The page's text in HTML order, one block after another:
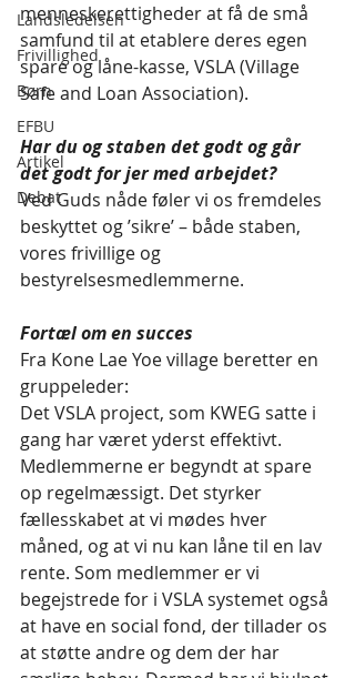
Landsledelsen
Frivillighed
Børn
EFBU
Artikel
Debat
menneskerettigheder at få de små
samfund til at etablere deres egen
spare og låne-kasse, VSLA (Village
Safe and Loan Association).
Har du og staben det godt og går
det godt for jer med arbejdet?
Ved Guds nåde føler vi os fremdeles
beskyttet og ’sikre’ – både staben,
vores frivillige og
bestyrelsesmedlemmerne.
Fortæl om en succes
Fra Kone Lae Yoe village beretter en
gruppeleder:
Det VSLA project, som KWEG satte i
gang har været yderst effektivt.
Medlemmerne er begyndt at spare
op regelmæssigt. Det styrker
fællesskabet at vi mødes hver
måned, og at vi nu kan låne til en lav
rente. Som medlemmer er vi
begejstrede for i VSLA systemet også
at have en social fond, der tillader os
at støtte andre og dem der har